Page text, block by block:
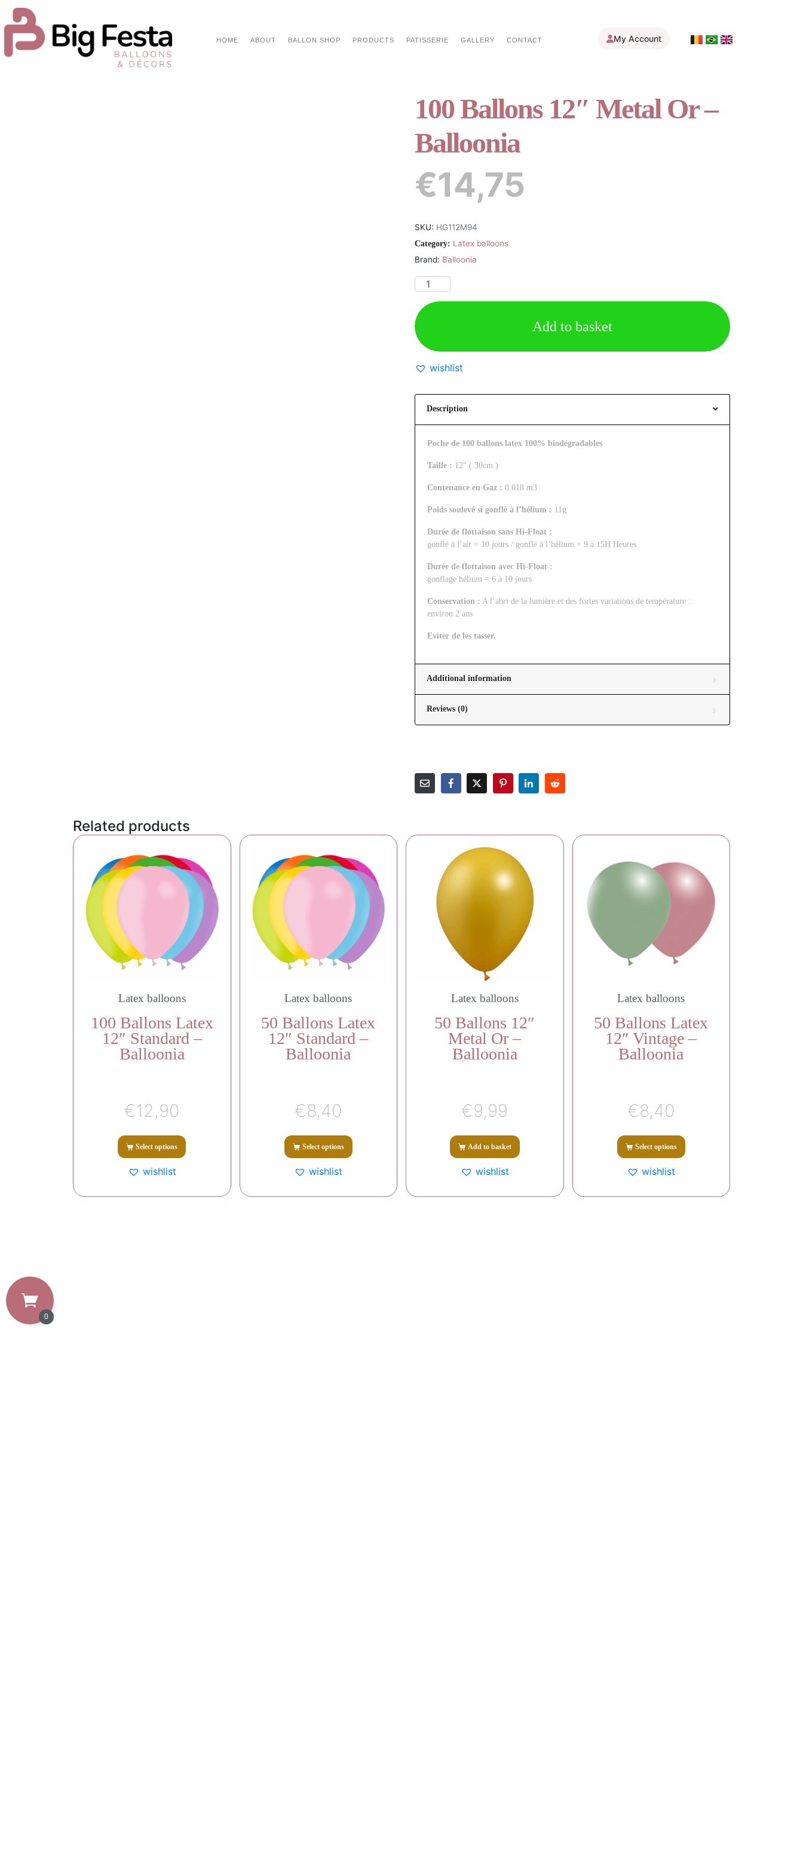
HOME ABOUT BALLON SHOP PRODUCTS PATISSERIE GALLERY CONTACT My Account
100 Ballons 12″ Metal Or –
Balloonia
€14,75
SKU: HG112M94
Category: Latex balloons
Brand: Balloonia
Add to basket
wishlist
Description
Poche de 100 ballons latex 100% biodégradables
Taille : 12″ ( 30cm )
Contenance en Gaz : 0.018 m3
Poids soulevé si gonflé à l’hélium : 11g
Durée de flottaison sans Hi-Float :
gonflé à l’air = 10 jours / gonflé à l’hélium = 9 à 15H Heures
Durée de flottaison avec Hi-Float :
gonflage hélium = 6 à 10 jours
Conservation : A l’abri de la lumière et des fortes variations de température :
environ 2 ans
Eviter de les tasser.
Additional information
Reviews (0)
Related products
Latex balloons
100 Ballons Latex
12″ Standard –
Balloonia
€12,90
Select options
wishlist
Latex balloons
50 Ballons Latex
12″ Standard –
Balloonia
€8,40
Select options
wishlist
Latex balloons
50 Ballons 12″
Metal Or –
Balloonia
€9,99
Add to basket
wishlist
Latex balloons
50 Ballons Latex
12″ Vintage –
Balloonia
€8,40
Select options
wishlist
0